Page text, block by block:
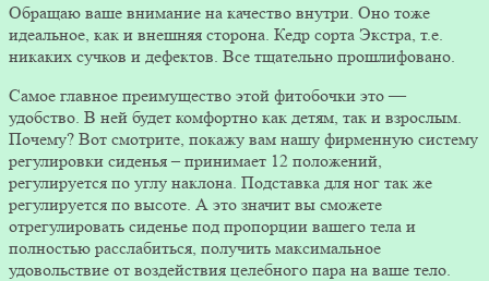
Обращаю ваше внимание на качество внутри. Оно тоже
идеальное, как и внешняя сторона. Кедр сорта Экстра, т.е.
никаких сучков и дефектов. Все тщательно прошлифовано.
Самое главное преимущество этой фитобочки это —
удобство. В ней будет комфортно как детям, так и взрослым.
Почему? Вот смотрите, покажу вам нашу фирменную систему
регулировки сиденья – принимает 12 положений,
регулируется по углу наклона. Подставка для ног так же
регулируется по высоте. А это значит вы сможете
отрегулировать сиденье под пропорции вашего тела и
полностью расслабиться, получить максимальное
удовольствие от воздействия целебного пара на ваше тело.